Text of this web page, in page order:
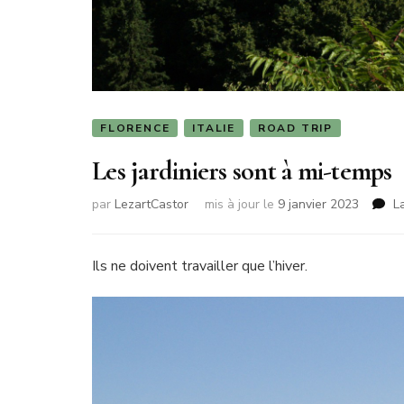
FLORENCE ITALIE ROAD TRIP
Les jardiniers sont à mi-temps
par LezartCastor mis à jour le 9 janvier 2023
Ils ne doivent travailler que l’hiver.